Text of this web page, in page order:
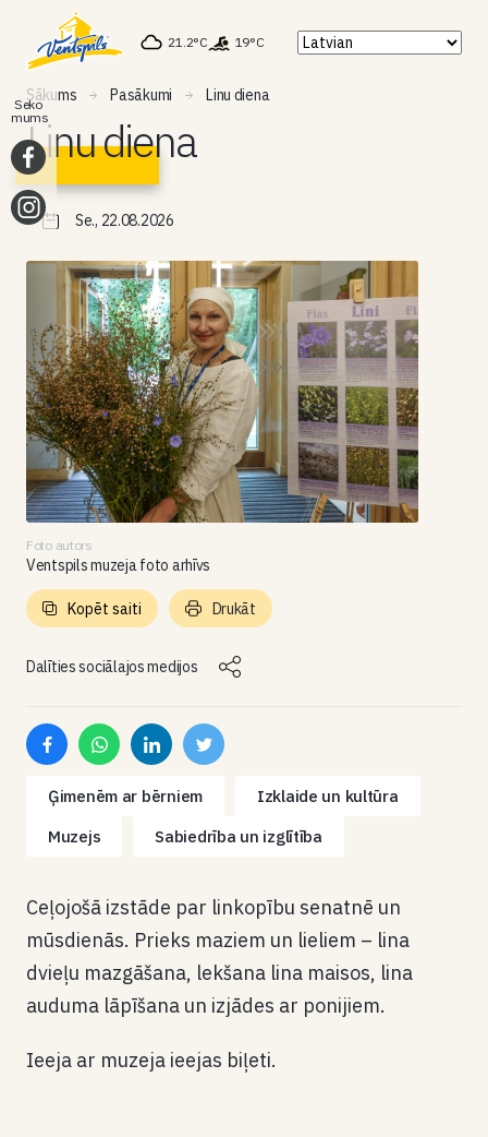
21.2°C 19°C
Sākums Pasākumi Linu diena
Linu diena
Se., 22.08.2026
Foto autors
Ventspils muzeja foto arhīvs
Dalīties sociālajos medijos
Kopēt saiti Drukāt
Ģimenēm ar bērniem
Izklaide un kultūra
Muzejs
Sabiedrība un izglītība
Ceļojošā izstāde par linkopību senatnē un
mūsdienās. Prieks maziem un lieliem – lina
dvieļu mazgāšana, lekšana lina maisos, lina
auduma lāpīšana un izjādes ar ponijiem.
Ieeja ar muzeja ieejas biļeti.
Seko
mums